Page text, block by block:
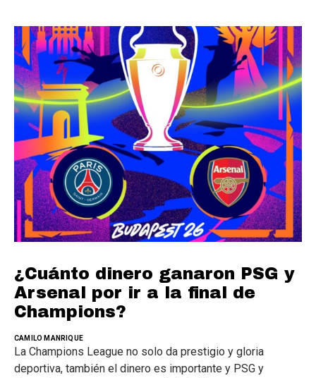
¿Cuánto dinero ganaron PSG y
Arsenal por ir a la final de
Champions?
CAMILO MANRIQUE
La Champions League no solo da prestigio y gloria
deportiva, también el dinero es importante y PSG y